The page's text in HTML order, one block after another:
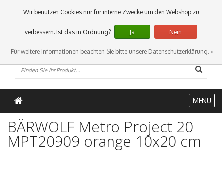
0 Artikel
MENU
BÄRWOLF Metro Project 20
MPT20909 orange 10x20 cm
Wir benutzen Cookies nur für interne Zwecke um den Webshop zu
verbessern. Ist das in Ordnung? Ja Nein
Für weitere Informationen beachten Sie bitte unsere Datenschutzerklärung. »